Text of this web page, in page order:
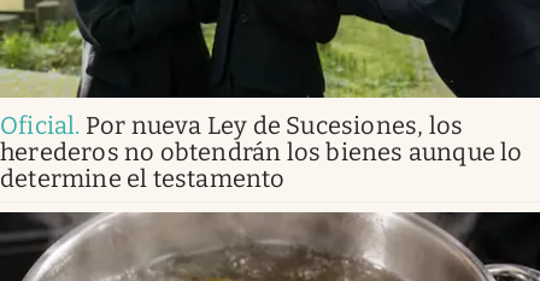
Oficial. Por nueva Ley de Sucesiones, los
herederos no obtendrán los bienes aunque lo
determine el testamento